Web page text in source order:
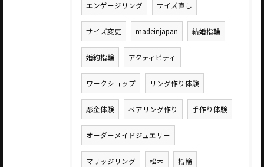
エンゲージリング サイズ直し
サイズ変更 madeinjapan 結婚指輪
婚約指輪 アクティビティ
ワークショップ リング作り体験
彫金体験 ペアリング作り 手作り体験
オーダーメイドジュエリー
マリッジリング 松本 指輪